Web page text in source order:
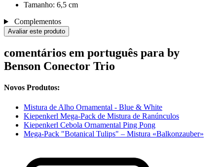
Tamanho: 6,5 cm
Complementos
Avaliar este produto
comentários em português para by
Benson Conector Trio
Novos Produtos:
Mistura de Alho Ornamental - Blue & White
Kiepenkerl Mega-Pack de Mistura de Ranúnculos
Kiepenkerl Cebola Ornamental Ping Pong
Mega-Pack "Botanical Tulips" – Mistura «Balkonzauber»